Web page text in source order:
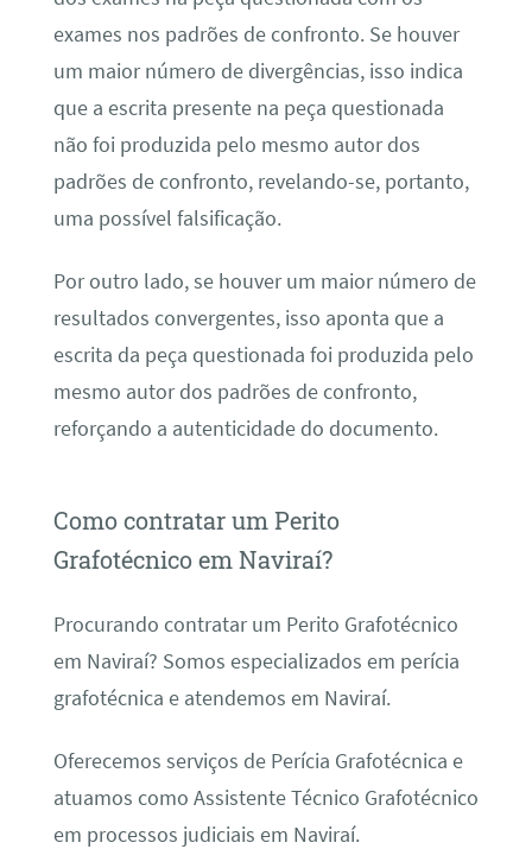
exames nos padrões de confronto. Se houver
um maior número de divergências, isso indica
que a escrita presente na peça questionada
não foi produzida pelo mesmo autor dos
padrões de confronto, revelando-se, portanto,
uma possível falsificação.
Por outro lado, se houver um maior número de
resultados convergentes, isso aponta que a
escrita da peça questionada foi produzida pelo
mesmo autor dos padrões de confronto,
reforçando a autenticidade do documento.
Como contratar um Perito
Grafotécnico em Naviraí?
Procurando contratar um Perito Grafotécnico
em Naviraí? Somos especializados em perícia
grafotécnica e atendemos em Naviraí.
Oferecemos serviços de Perícia Grafotécnica e
atuamos como Assistente Técnico Grafotécnico
em processos judiciais em Naviraí.